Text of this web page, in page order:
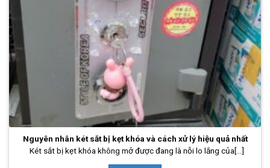
Nguyên nhân két sắt bị kẹt khóa và cách xử lý hiệu quả nhất
Két sắt bị kẹt khóa không mở được đang là nỗi lo lắng của[...]